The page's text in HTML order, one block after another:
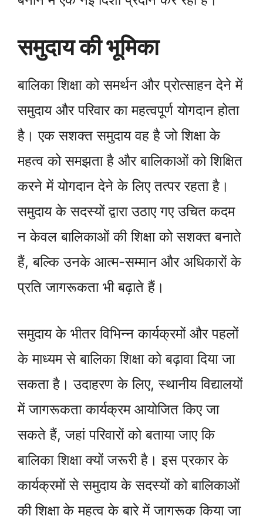
समुदाय की भूमिका
बालिका शिक्षा को समर्थन और प्रोत्साहन देने में
समुदाय और परिवार का महत्वपूर्ण योगदान होता
है। एक सशक्त समुदाय वह है जो शिक्षा के
महत्व को समझता है और बालिकाओं को शिक्षित
करने में योगदान देने के लिए तत्पर रहता है।
समुदाय के सदस्यों द्वारा उठाए गए उचित कदम
न केवल बालिकाओं की शिक्षा को सशक्त बनाते
हैं, बल्कि उनके आत्म-सम्मान और अधिकारों के
प्रति जागरूकता भी बढ़ाते हैं।
समुदाय के भीतर विभिन्न कार्यक्रमों और पहलों
के माध्यम से बालिका शिक्षा को बढ़ावा दिया जा
सकता है। उदाहरण के लिए, स्थानीय विद्यालयों
में जागरूकता कार्यक्रम आयोजित किए जा
सकते हैं, जहां परिवारों को बताया जाए कि
बालिका शिक्षा क्यों जरूरी है। इस प्रकार के
कार्यक्रमों से समुदाय के सदस्यों को बालिकाओं
की शिक्षा के महत्व के बारे में जागरूक किया जा